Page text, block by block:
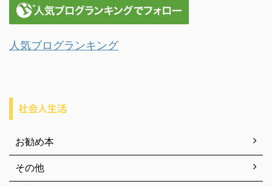
人気ブログランキング
社会人生活
お勧め本
その他